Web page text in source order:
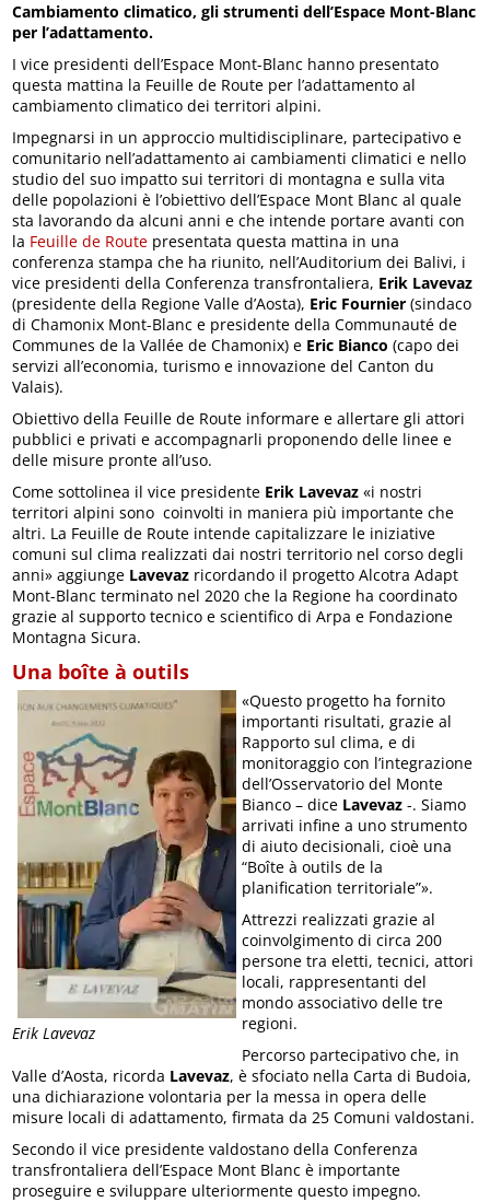
Cambiamento climatico, gli strumenti dell’Espace Mont-Blanc
per l’adattamento.
I vice presidenti dell’Espace Mont-Blanc hanno presentato
questa mattina la Feuille de Route per l’adattamento al
cambiamento climatico dei territori alpini.
Impegnarsi in un approccio multidisciplinare, partecipativo e
comunitario nell’adattamento ai cambiamenti climatici e nello
studio del suo impatto sui territori di montagna e sulla vita
delle popolazioni è l’obiettivo dell’Espace Mont Blanc al quale
sta lavorando da alcuni anni e che intende portare avanti con
la Feuille de Route presentata questa mattina in una
conferenza stampa che ha riunito, nell’Auditorium dei Balivi, i
vice presidenti della Conferenza transfrontaliera, Erik Lavevaz
(presidente della Regione Valle d’Aosta), Eric Fournier (sindaco
di Chamonix Mont-Blanc e presidente della Communauté de
Communes de la Vallée de Chamonix) e Eric Bianco (capo dei
servizi all’economia, turismo e innovazione del Canton du
Valais).
Obiettivo della Feuille de Route informare e allertare gli attori
pubblici e privati e accompagnarli proponendo delle linee e
delle misure pronte all’uso.
Come sottolinea il vice presidente Erik Lavevaz «i nostri
territori alpini sono coinvolti in maniera più importante che
altri. La Feuille de Route intende capitalizzare le iniziative
comuni sul clima realizzati dai nostri territorio nel corso degli
anni» aggiunge Lavevaz ricordando il progetto Alcotra Adapt
Mont-Blanc terminato nel 2020 che la Regione ha coordinato
grazie al supporto tecnico e scientifico di Arpa e Fondazione
Montagna Sicura.
Una boîte à outils
Erik Lavevaz
«Questo progetto ha fornito
importanti risultati, grazie al
Rapporto sul clima, e di
monitoraggio con l’integrazione
dell’Osservatorio del Monte
Bianco – dice Lavevaz -. Siamo
arrivati infine a uno strumento
di aiuto decisionali, cioè una
“Boîte à outils de la
planification territoriale”».
Attrezzi realizzati grazie al
coinvolgimento di circa 200
persone tra eletti, tecnici, attori
locali, rappresentanti del
mondo associativo delle tre
regioni.
Percorso partecipativo che, in
Valle d’Aosta, ricorda Lavevaz, è sfociato nella Carta di Budoia,
una dichiarazione volontaria per la messa in opera delle
misure locali di adattamento, firmata da 25 Comuni valdostani.
Secondo il vice presidente valdostano della Conferenza
transfrontaliera dell’Espace Mont Blanc è importante
proseguire e sviluppare ulteriormente questo impegno.